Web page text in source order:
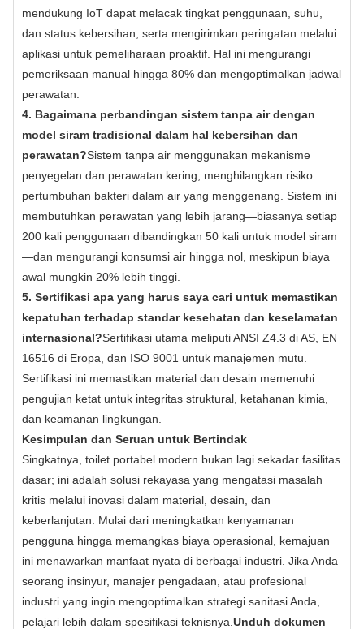
mendukung IoT dapat melacak tingkat penggunaan, suhu,
dan status kebersihan, serta mengirimkan peringatan melalui
aplikasi untuk pemeliharaan proaktif. Hal ini mengurangi
pemeriksaan manual hingga 80% dan mengoptimalkan jadwal
perawatan.
4. Bagaimana perbandingan sistem tanpa air dengan
model siram tradisional dalam hal kebersihan dan
perawatan?Sistem tanpa air menggunakan mekanisme
penyegelan dan perawatan kering, menghilangkan risiko
pertumbuhan bakteri dalam air yang menggenang. Sistem ini
membutuhkan perawatan yang lebih jarang—biasanya setiap
200 kali penggunaan dibandingkan 50 kali untuk model siram
—dan mengurangi konsumsi air hingga nol, meskipun biaya
awal mungkin 20% lebih tinggi.
5. Sertifikasi apa yang harus saya cari untuk memastikan
kepatuhan terhadap standar kesehatan dan keselamatan
internasional?Sertifikasi utama meliputi ANSI Z4.3 di AS, EN
16516 di Eropa, dan ISO 9001 untuk manajemen mutu.
Sertifikasi ini memastikan material dan desain memenuhi
pengujian ketat untuk integritas struktural, ketahanan kimia,
dan keamanan lingkungan.
Kesimpulan dan Seruan untuk Bertindak
Singkatnya, toilet portabel modern bukan lagi sekadar fasilitas
dasar; ini adalah solusi rekayasa yang mengatasi masalah
kritis melalui inovasi dalam material, desain, dan
keberlanjutan. Mulai dari meningkatkan kenyamanan
pengguna hingga memangkas biaya operasional, kemajuan
ini menawarkan manfaat nyata di berbagai industri. Jika Anda
seorang insinyur, manajer pengadaan, atau profesional
industri yang ingin mengoptimalkan strategi sanitasi Anda,
pelajari lebih dalam spesifikasi teknisnya. Unduh dokumen